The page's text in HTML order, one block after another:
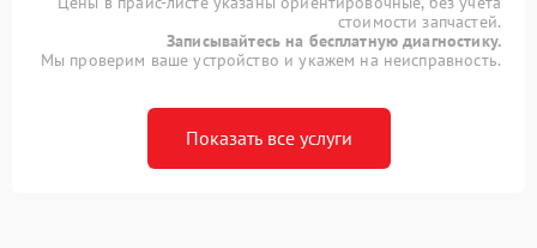
стоимости запчастей.
Записывайтесь на бесплатную диагностику.
Мы проверим ваше устройство и укажем на неисправность.
Показать все услуги